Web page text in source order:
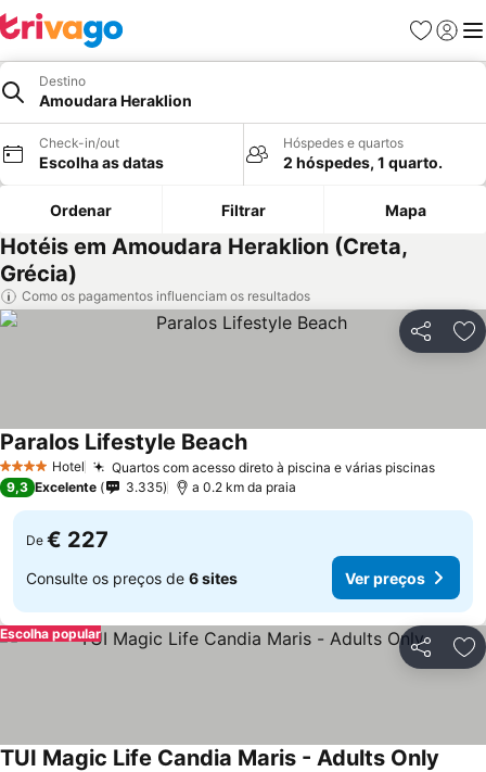
Favoritos
Iniciar
Destino
Amoudara Heraklion
Check-in/out
Escolha as datas
Hóspedes e quartos
2 hóspedes, 1 quarto.
Ordenar Filtrar Mapa
Hotéis em Amoudara Heraklion (Creta,
Grécia)
Como os pagamentos influenciam os resultados
Partilhar
4 EstrelasHotel Quartos com acesso direto à piscina e várias piscinas
Paralos Lifestyle Beach
9,3 Excelente 3.335 a 0.2 km da praia
De € 227
Consulte os preços de 6 sites Ver preços
Partilhar
Escolha popular
TUI Magic Life Candia Maris - Adults Only